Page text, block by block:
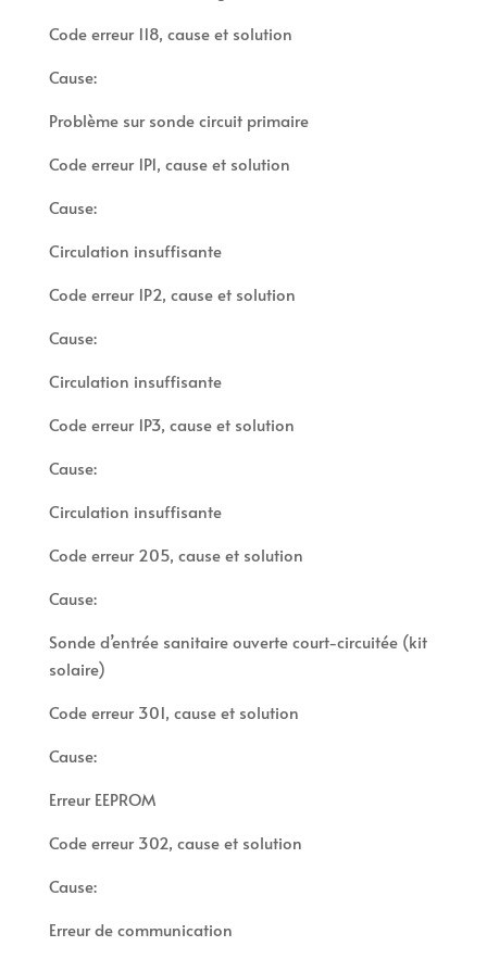
Code erreur 118, cause et solution
Cause:
Problème sur sonde circuit primaire
Code erreur 1P1, cause et solution
Cause:
Circulation insuffisante
Code erreur 1P2, cause et solution
Cause:
Circulation insuffisante
Code erreur 1P3, cause et solution
Cause:
Circulation insuffisante
Code erreur 205, cause et solution
Cause:
Sonde d’entrée sanitaire ouverte court-circuitée (kit
solaire)
Code erreur 301, cause et solution
Cause:
Erreur EEPROM
Code erreur 302, cause et solution
Cause:
Erreur de communication